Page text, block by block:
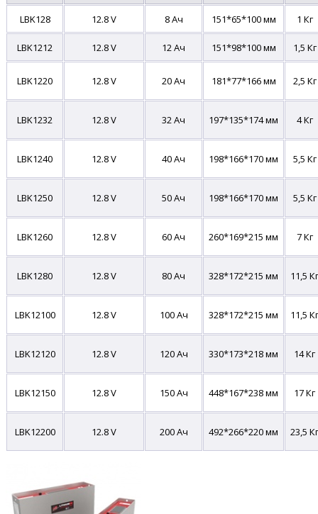
LBK128 12.8 V 8 Ач 151*65*100 мм 1 Кг
LBK1212 12.8 V 12 Ач 151*98*100 мм 1,5 Кг
LBK1220 12.8 V 20 Ач 181*77*166 мм 2,5 Кг
LBK1232 12.8 V 32 Ач 197*135*174 мм 4 Кг
LBK1240 12.8 V 40 Ач 198*166*170мм 5,5 Кг
LBK1250 12.8 V 50 Ач 198*166*170мм 5,5 Кг
LBK1260 12.8 V 60 Ач 260*169*215 мм 7 Кг
LBK1280 12.8 V 80 Ач 328*172*215 мм 11,5 Кг
LBK12100 12.8 V 100 Ач 328*172*215 мм 11,5 Кг
LBK12120 12.8 V 120 Ач 330*173*218мм 14 Кг
LBK12150 12.8 V 150 Ач 448*167*238 мм 17 Кг
LBK12200 12.8 V 200 Ач 492*266*220 мм 23,5 Кг